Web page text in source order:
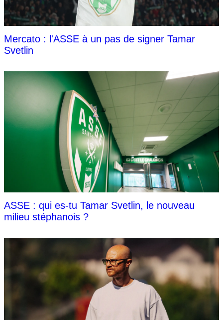
Mercato : l'ASSE à un pas de signer Tamar
Svetlin
ASSE : qui es-tu Tamar Svetlin, le nouveau
milieu stéphanois ?